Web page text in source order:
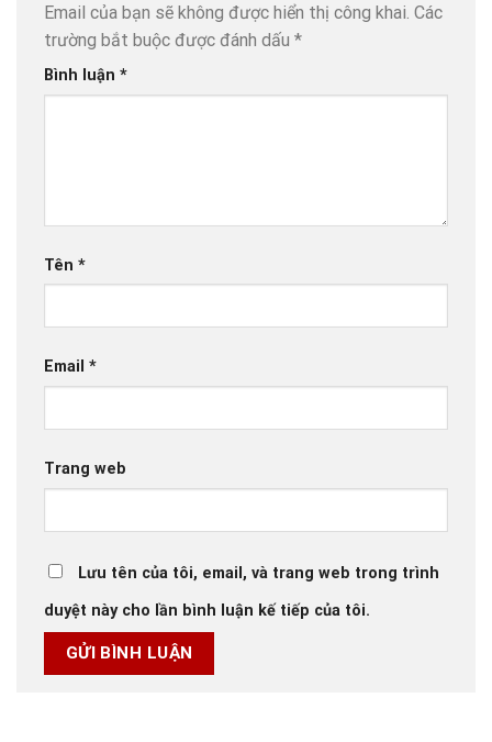
Email của bạn sẽ không được hiển thị công khai. Các
trường bắt buộc được đánh dấu *
Bình luận *
Tên *
Email *
Trang web
Lưu tên của tôi, email, và trang web trong trình
duyệt này cho lần bình luận kế tiếp của tôi.